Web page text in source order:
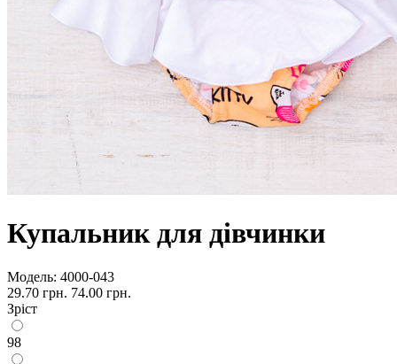
Купальник для дівчинки
Модель: 4000-043
29.70 грн. 74.00 грн.
Зріст
98